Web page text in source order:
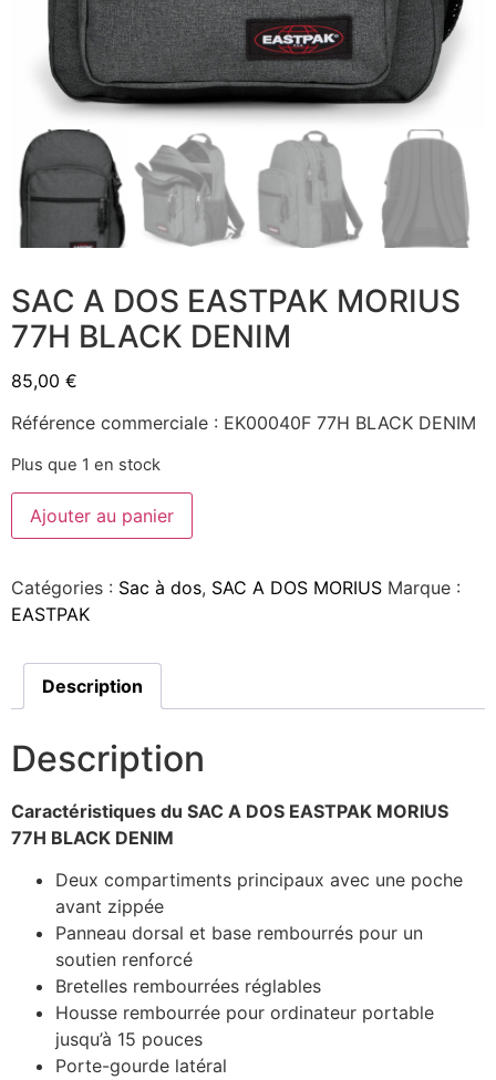
SAC A DOS EASTPAK MORIUS
77H BLACK DENIM
85,00 €
Référence commerciale : EK00040F 77H BLACK DENIM
Plus que 1 en stock
Ajouter au panier
Catégories : Sac à dos, SAC A DOS MORIUS Marque :
EASTPAK
Description
Description
Caractéristiques du SAC A DOS EASTPAK MORIUS
77H BLACK DENIM
Deux compartiments principaux avec une poche
avant zippée
Panneau dorsal et base rembourrés pour un
soutien renforcé
Bretelles rembourrées réglables
Housse rembourrée pour ordinateur portable
jusqu’à 15 pouces
Porte-gourde latéral